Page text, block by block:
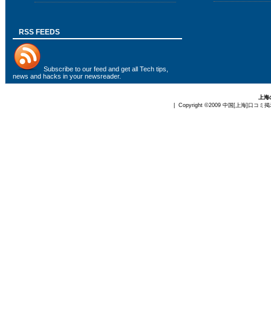
RSS FEEDS
Subscribe to our feed and get all Tech tips,
news and hacks in your newsreader.
上
| Copyright ©2009 中国[上海]口コミ掲